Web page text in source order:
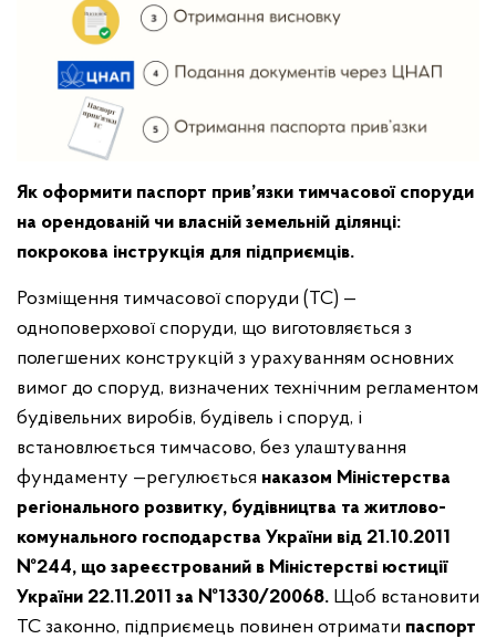
Як оформити паспорт прив’язки тимчасової споруди
на орендованій чи власній земельній ділянці:
покрокова інструкція для підприємців.
Розміщення тимчасової споруди (ТС) —
одноповерхової споруди, що виготовляється з
полегшених конструкцій з урахуванням основних
вимог до споруд, визначених технічним регламентом
будівельних виробів, будівель і споруд, і
встановлюється тимчасово, без улаштування
фундаменту —регулюється наказом Міністерства
регіонального розвитку, будівництва та житлово-
комунального господарства України від 21.10.2011
№244, що зареєстрований в Міністерстві юстиції
України 22.11.2011 за №1330/20068. Щоб встановити
ТС законно, підприємець повинен отримати паспорт